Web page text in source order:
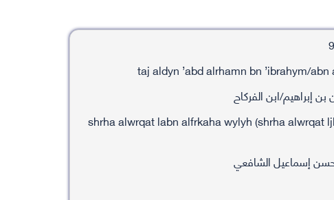
بن إبراهيم/ابن الفركاح
shrha alwrqat labn alfrkaha wylyh (shrha alwrqat
إسماعيل الشافعي